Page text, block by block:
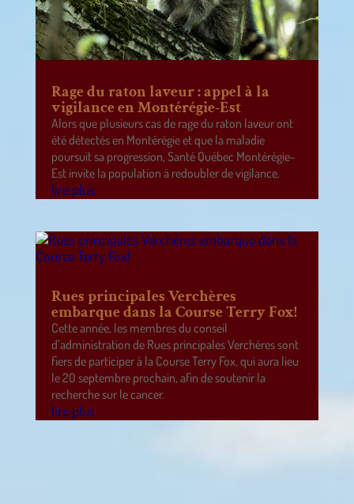
Rage du raton laveur : appel à la
vigilance en Montérégie-Est
Alors que plusieurs cas de rage du raton laveur ont
été détectés en Montérégie et que la maladie
poursuit sa progression, Santé Québec Montérégie-
Est invite la population à redoubler de vigilance.
lire plus
Rues principales Verchères
embarque dans la Course Terry Fox!
Cette année, les membres du conseil
d’administration de Rues principales Verchères sont
fiers de participer à la Course Terry Fox, qui aura lieu
le 20 septembre prochain, afin de soutenir la
recherche sur le cancer.
lire plus